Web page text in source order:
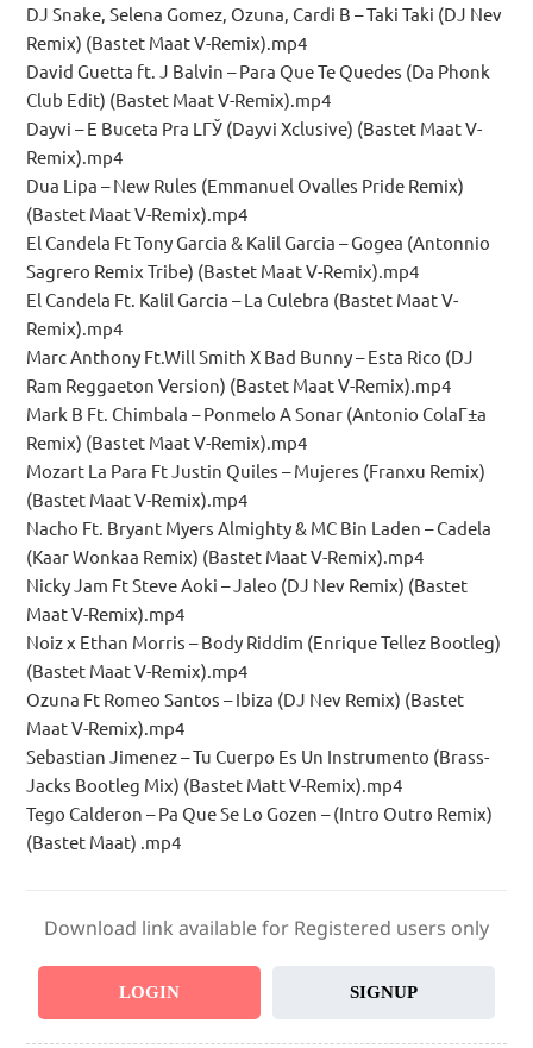
DJ Snake, Selena Gomez, Ozuna, Cardi B – Taki Taki (DJ Nev
Remix) (Bastet Maat V-Remix).mp4
David Guetta ft. J Balvin – Para Que Te Quedes (Da Phonk
Club Edit) (Bastet Maat V-Remix).mp4
Dayvi – E Buceta Pra LГЎ (Dayvi Xclusive) (Bastet Maat V-
Remix).mp4
Dua Lipa – New Rules (Emmanuel Ovalles Pride Remix)
(Bastet Maat V-Remix).mp4
El Candela Ft Tony Garcia & Kalil Garcia – Gogea (Antonnio
Sagrero Remix Tribe) (Bastet Maat V-Remix).mp4
El Candela Ft. Kalil Garcia – La Culebra (Bastet Maat V-
Remix).mp4
Marc Anthony Ft.Will Smith X Bad Bunny – Esta Rico (DJ
Ram Reggaeton Version) (Bastet Maat V-Remix).mp4
Mark B Ft. Chimbala – Ponmelo A Sonar (Antonio ColaГ±a
Remix) (Bastet Maat V-Remix).mp4
Mozart La Para Ft Justin Quiles – Mujeres (Franxu Remix)
(Bastet Maat V-Remix).mp4
Nacho Ft. Bryant Myers Almighty & MC Bin Laden – Cadela
(Kaar Wonkaa Remix) (Bastet Maat V-Remix).mp4
Nicky Jam Ft Steve Aoki – Jaleo (DJ Nev Remix) (Bastet
Maat V-Remix).mp4
Noiz x Ethan Morris – Body Riddim (Enrique Tellez Bootleg)
(Bastet Maat V-Remix).mp4
Ozuna Ft Romeo Santos – Ibiza (DJ Nev Remix) (Bastet
Maat V-Remix).mp4
Sebastian Jimenez – Tu Cuerpo Es Un Instrumento (Brass-
Jacks Bootleg Mix) (Bastet Matt V-Remix).mp4
Tego Calderon – Pa Que Se Lo Gozen – (Intro Outro Remix)
(Bastet Maat) .mp4
Download link available for Registered users only
LOGIN SIGNUP